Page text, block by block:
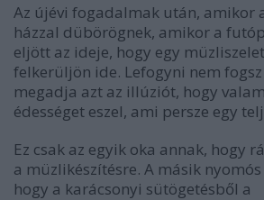
Az újévi fogadalmak után, amikor
házzal dübörögnek, amikor a
eljött az ideje, hogy egy
felkerüljön ide. Lefogyni nem
megadja azt az illúziót, hogy
édességet eszel, ami persze egy
Ez csak az egyik oka annak, hogy
a müzlikészítésre. A másik
hogy a karácsonyi sütögetésből a